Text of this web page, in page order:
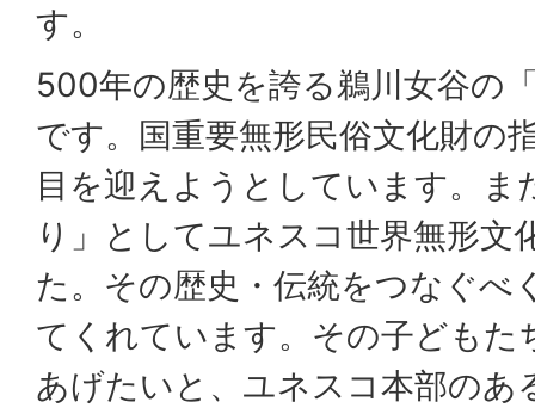
す。
500年の歴史を誇る鵜川女谷の
です。国重要無形民俗文化財の
目を迎えようとしています。ま
り」としてユネスコ世界無形文
た。その歴史・伝統をつなぐべ
てくれています。その子どもた
あげたいと、ユネスコ本部のあ